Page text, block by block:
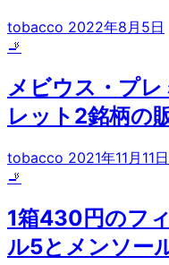
tobacco 2022年8月5日
🚬
メビウス・プ
レット2銘柄の
tobacco 2021年11月11日
🚬
1箱430円のフ
ル5とメンソー